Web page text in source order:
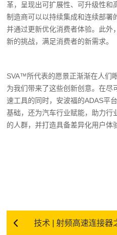
革，呈现出可扩展性、可升级性和
制造商可以以持续集成和连续部署
并通过更新优化消费者体验。此外
新的挑战，满足消费者的新需求。
SVA™所代表的愿景正渐渐在人们
为我们带来了这些创新创意。在尽
速工具的同时，安波福的ADAS平
基础，还为汽车行业赋能，助力行
的人群，并打造具备差异化用户体
技术 | 射频高速连接器